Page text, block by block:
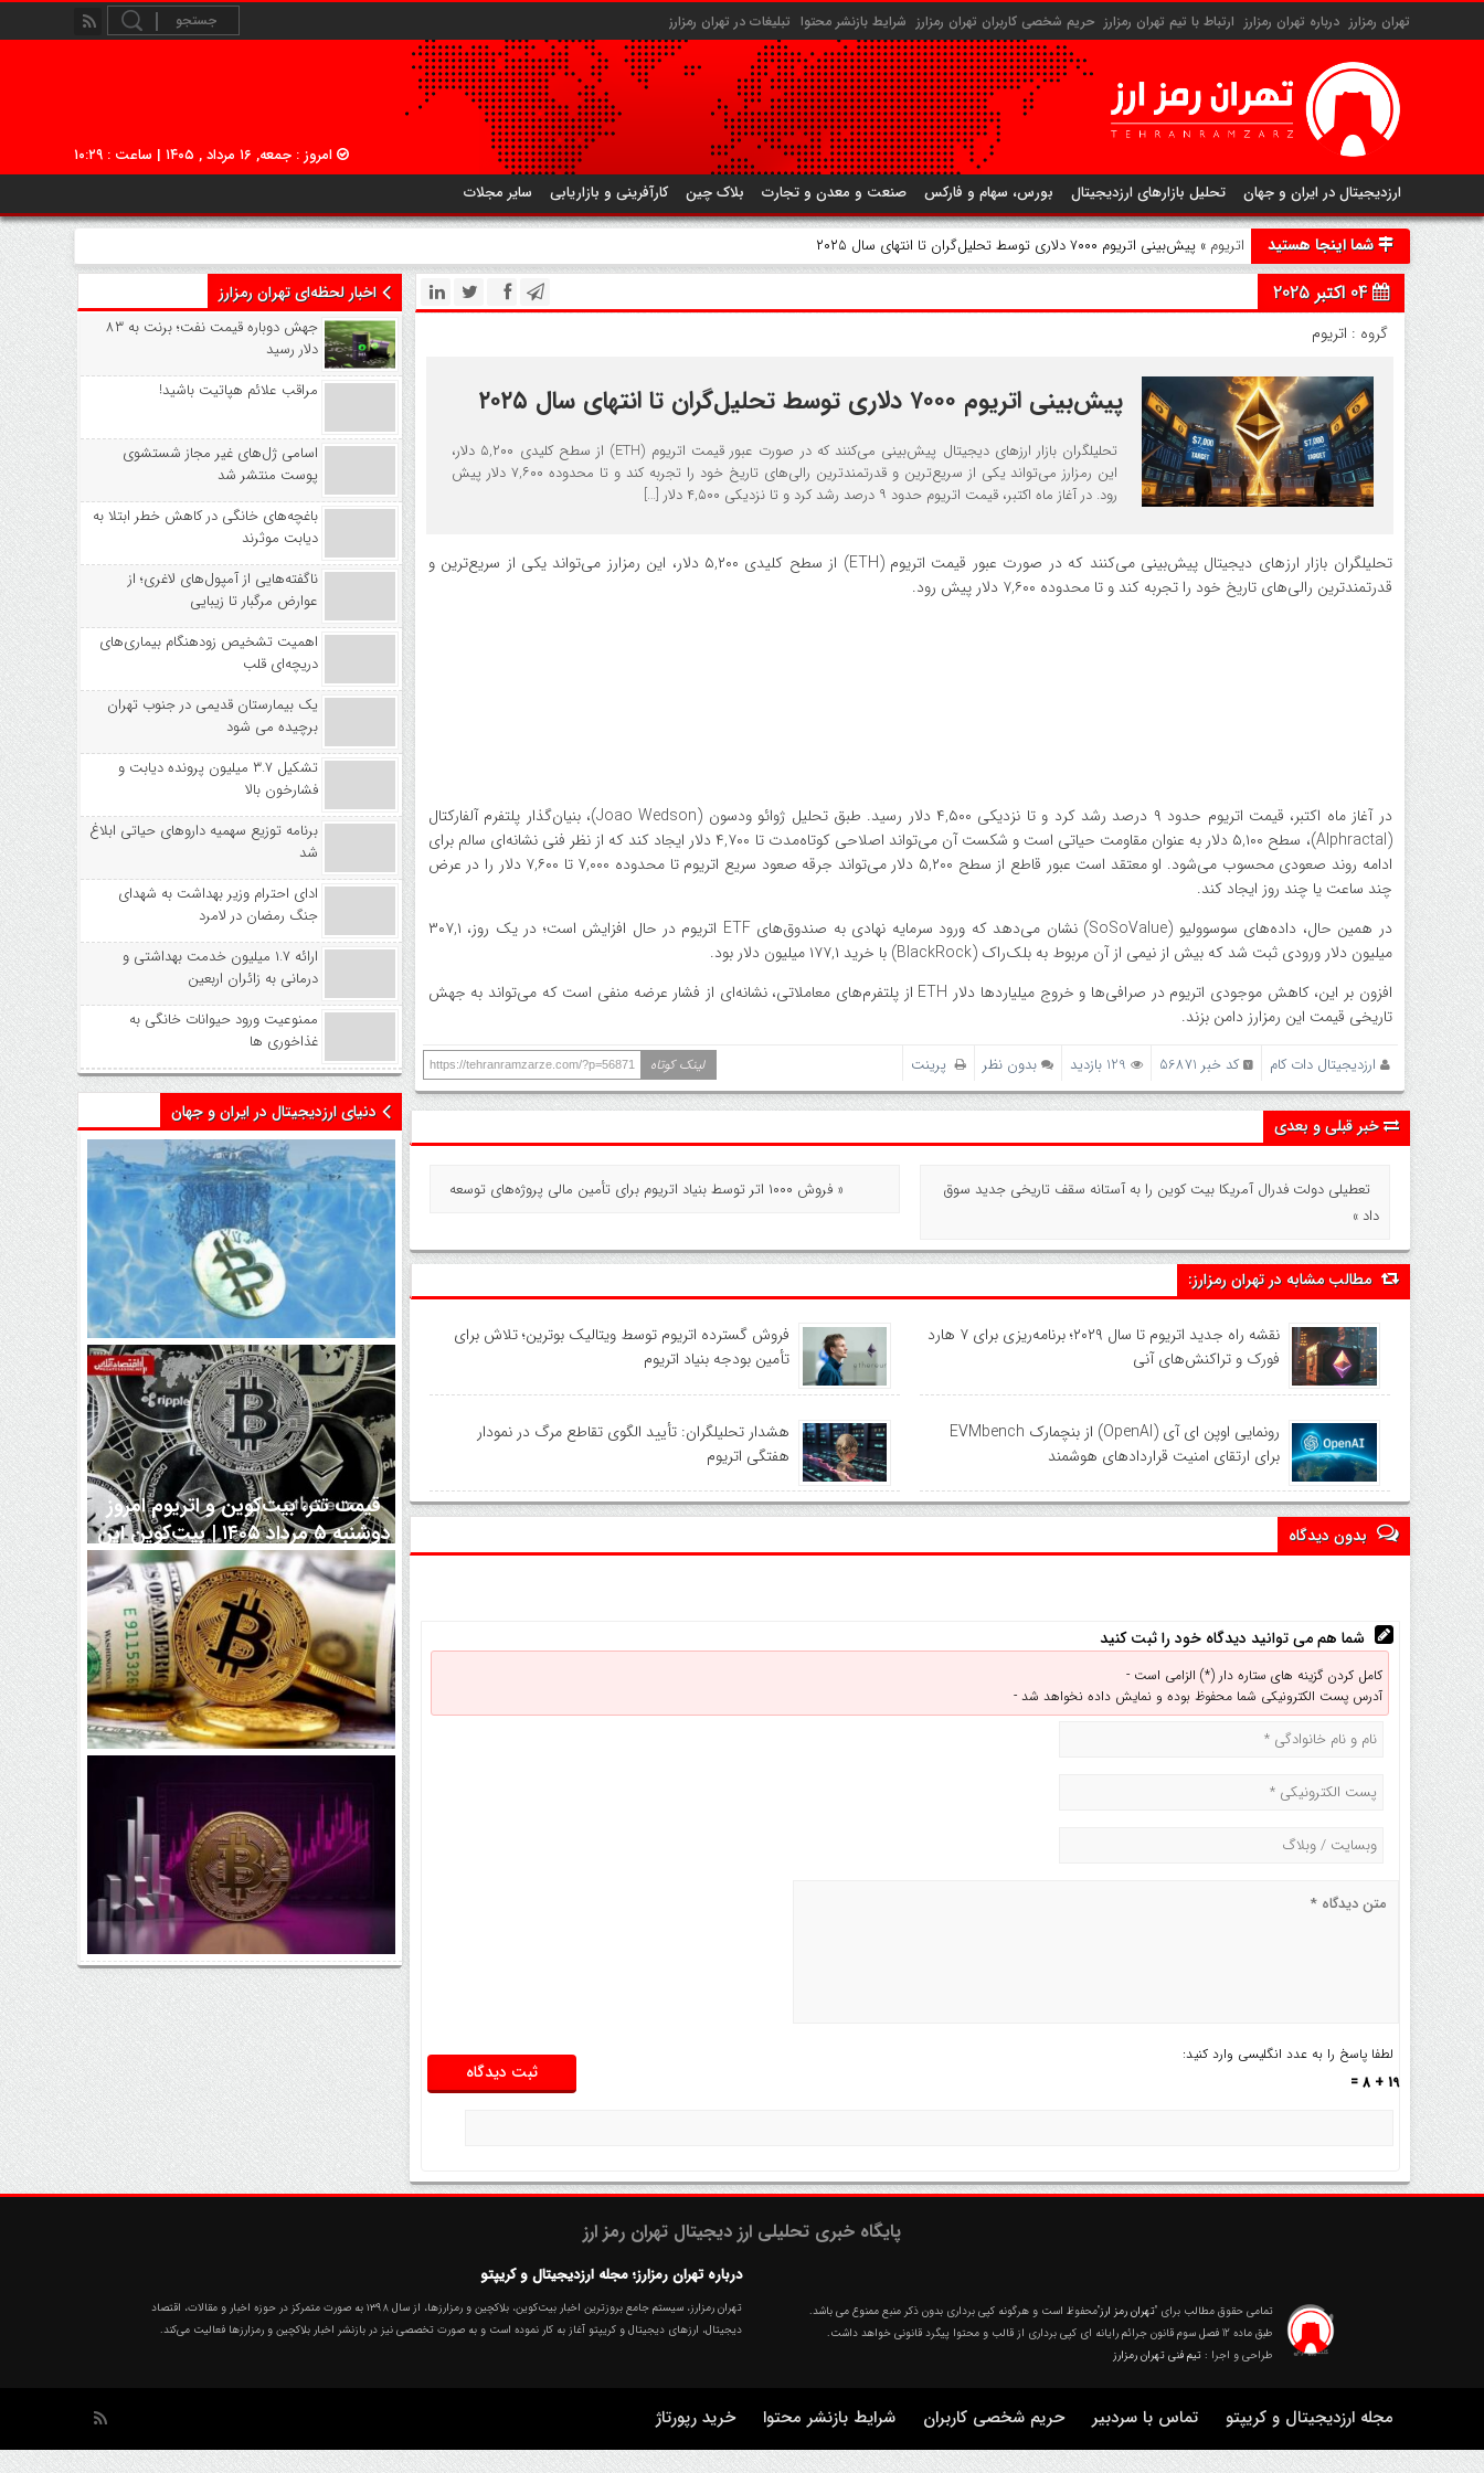
تهران رمزارز درباره تهران رمزارز ارتباط با تیم تهران رمزارز حریم شخصی کاربران تهران رمزارز شرایط بازنشر محتوا تبلیغات در تهران رمزارز
امروز : جمعه, ۱۶ مرداد , ۱۴۰۵ | ساعت : ۱۰:۲۹
ارزدیجیتال در ایران و جهان
تحلیل بازارهای ارزدیجیتال بورس، سهام و فارکس صنعت و معدن و تجارت بلاک چین کارآفرینی و بازاریابی سایر مجلات
شما اینجا هستید اتریوم » پیش‌بینی اتریوم ۷۰۰۰ دلاری توسط تحلیل‌گران تا انتهای سال ۲۰۲۵
04 اکتبر 2025
گروه : اتریوم
پیش‌بینی اتریوم ۷۰۰۰ دلاری توسط تحلیل‌گران تا انتهای سال ۲۰۲۵
تحلیلگران بازار ارزهای دیجیتال پیش‌بینی می‌کنند که در صورت عبور قیمت اتریوم (ETH) از سطح کلیدی ۵,۲۰۰ دلار،
این رمزارز می‌تواند یکی از سریع‌ترین و قدرتمندترین رالی‌های تاریخ خود را تجربه کند و تا محدوده ۷,۶۰۰ دلار پیش
رود. در آغاز ماه اکتبر، قیمت اتریوم حدود ۹ درصد رشد کرد و تا نزدیکی ۴,۵۰۰ دلار […]
تحلیلگران بازار ارزهای دیجیتال پیش‌بینی می‌کنند که در صورت عبور قیمت اتریوم (ETH) از سطح کلیدی ۵,۲۰۰ دلار، این رمزارز می‌تواند یکی از سریع‌ترین و
قدرتمندترین رالی‌های تاریخ خود را تجربه کند و تا محدوده ۷,۶۰۰ دلار پیش رود.
در آغاز ماه اکتبر، قیمت اتریوم حدود ۹ درصد رشد کرد و تا نزدیکی ۴,۵۰۰ دلار رسید. طبق تحلیل ژوائو ودسون (Joao Wedson)، بنیان‌گذار پلتفرم آلفارکتال
(Alphractal)، سطح ۵,۱۰۰ دلار به عنوان مقاومت حیاتی است و شکست آن می‌تواند اصلاحی کوتاه‌مدت تا ۴,۷۰۰ دلار ایجاد کند که از نظر فنی نشانه‌ای سالم برای
ادامه روند صعودی محسوب می‌شود. او معتقد است عبور قاطع از سطح ۵,۲۰۰ دلار می‌تواند جرقه صعود سریع اتریوم تا محدوده ۷,۰۰۰ تا ۷,۶۰۰ دلار را در عرض
چند ساعت یا چند روز ایجاد کند.
در همین حال، داده‌های سوسوولیو (SoSoValue) نشان می‌دهد که ورود سرمایه نهادی به صندوق‌های ETF اتریوم در حال افزایش است؛ در یک روز، ۳۰۷,۱
میلیون دلار ورودی ثبت شد که بیش از نیمی از آن مربوط به بلک‌راک (BlackRock) با خرید ۱۷۷,۱ میلیون دلار بود.
افزون بر این، کاهش موجودی اتریوم در صرافی‌ها و خروج میلیاردها دلار ETH از پلتفرم‌های معاملاتی، نشانه‌ای از فشار عرضه منفی است که می‌تواند به جهش
تاریخی قیمت این رمزارز دامن بزند.
ارزدیجیتال دات کام کد خبر 56871 بدون نظر پرینت لینک کوتاه https://tehranramzarze.com/?p=56871
خبر قبلی و بعدی
تعطیلی دولت فدرال آمریکا بیت‌ کوین را به آستانه سقف تاریخی جدید سوق
داد »
« فروش ۱۰۰۰ اتر توسط بنیاد اتریوم برای تأمین مالی پروژه‌های توسعه
مطالب مشابه در تهران رمزارز:
نقشه راه جدید اتریوم تا سال ۲۰۲۹؛ برنامه‌ریزی برای ۷ هارد
فورک و تراکنش‌های آنی
فروش گسترده اتریوم توسط ویتالیک بوترین؛ تلاش برای
تأمین بودجه بنیاد اتریوم
رونمایی اوپن ای آی (OpenAI) از بنچمارک EVMbench
برای ارتقای امنیت قراردادهای هوشمند
هشدار تحلیلگران: تأیید الگوی تقاطع مرگ در نمودار
هفتگی اتریوم
بدون دیدگاه
شما هم می توانید دیدگاه خود را ثبت کنید
کامل کردن گزینه های ستاره دار (*) الزامی است -
آدرس پست الکترونیکی شما محفوظ بوده و نمایش داده نخواهد شد -
لطفا پاسخ را به عدد انگلیسی وارد کنید:
19 + 8 =
اخبار لحظه‌ای تهران رمزارز
جهش دوباره قیمت نفت؛ برنت به ۸۳
دلار رسید
مراقب علائم هپاتیت باشید!
اسامی ژل‌های غیر مجاز شستشوی
پوست منتشر شد
باغچه‌های خانگی در کاهش خطر ابتلا به
دیابت موثرند
ناگفته‌هایی از آمپول‌های لاغری؛ از
عوارض مرگبار تا زیبایی
اهمیت تشخیص زودهنگام بیماری‌های
دریچه‌ای قلب
یک بیمارستان قدیمی در جنوب تهران
برچیده می شود
تشکیل ۳.۷ میلیون پرونده دیابت و
فشارخون بالا
برنامه توزیع سهمیه داروهای حیاتی ابلاغ
شد
ادای احترام وزیر بهداشت به شهدای
جنگ رمضان در لامرد
ارائه ۱.۷ میلیون خدمت بهداشتی و
درمانی به زائران اربعین
ممنوعیت ورود حیوانات خانگی به
غذاخوری ها
دنیای ارزدیجیتال در ایران و جهان
اتفاق تاریخی در بازار رمزارزها /
بیت‌کوین سبز شد
قیمت تتر، بیت‌کوین و اتریوم امروز
دوشنبه ۵ مرداد ۱۴۰۵ | بیت‌کوین این
مرز را از دست بدهد، همه‌چیز تغییر
می‌کند
رقابت پنهان دولت‌ها بر سر بیت‌کوین/
۱۰ کشور برتر کدامند؟
اتفاق مهم در بازار رمزارزها / بیت‌کوین
وارد فاز تازه شد
پایگاه خبری تحلیلی ارز دیجیتال تهران رمز ارز
تمامی حقوق مطالب برای "تهران رمز ارز"محفوظ است و هرگونه کپی برداری بدون ذکر منبع ممنوع می باشد.
طبق ماده 12 فصل سوم قانون جرائم رایانه ای کپی برداری از قالب و محتوا پیگرد قانونی خواهد داشت.
طراحی و اجرا : تیم فنی تهران رمزارز
درباره تهران رمزارز؛ مجله ارزدیجیتال و کریپتو
تهران رمزارز، سیستم جامع بروزترین اخبار بیت‌کوین، بلاکچین و رمزارزها، از سال ۱۳۹۸ به صورت متمرکز در حوزه اخبار و مقالات، اقتصاد
دیجیتال، ارزهای‌ دیجیتال و کریپتو آغاز به کار نموده است و به صورت تخصصی نیز در بازنشر اخبار بلاکچین و رمزارزها فعالیت می‌کند.
مجله ارزدیجیتال و کریپتو تماس با سردبیر حریم شخصی کاربران شرایط بازنشر محتوا خرید رپورتاژ